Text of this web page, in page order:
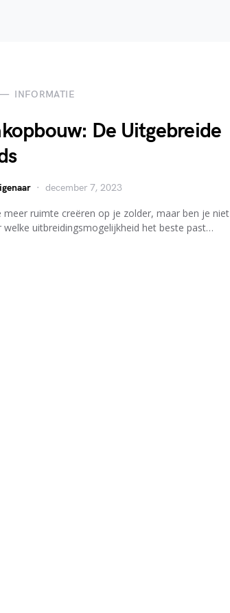
INFORMATIE
De Uitgebreide
december 7, 2023
meer ruimte creëren op je zolder, maar ben je niet
welke uitbreidingsmogelijkheid het beste past…